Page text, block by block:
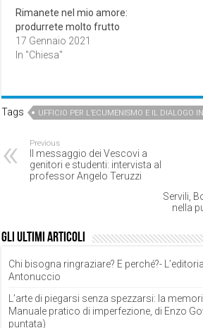
Rimanete nel mio amore:
produrrete molto frutto
17 Gennaio 2021
In "Chiesa"
Tags UFFICIO PER L’ECUMENISMO E IL DIALOGO
Previous
Il messaggio dei Vescovi a
genitori e studenti: intervista al
professor Angelo Teruzzi
Servili,
nella
Gli ultimi articoli
Chi bisogna ringraziare? E perché?-
Antonuccio
L’arte di piegarsi senza spezzarsi: la
Manuale pratico di imperfezione, di Enzo
puntata)